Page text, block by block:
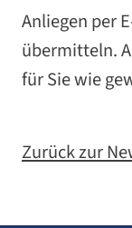
Anliegen per
übermitteln.
für Sie wie
Zurück zur